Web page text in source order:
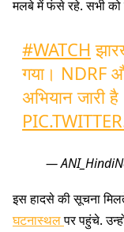
मलबे में फंसे रहे. सभी को
#WATCH
गया। NDRF
अभियान जारी
—
इस हादसे की सूचना
घटनास्थलपर पहुंचे.